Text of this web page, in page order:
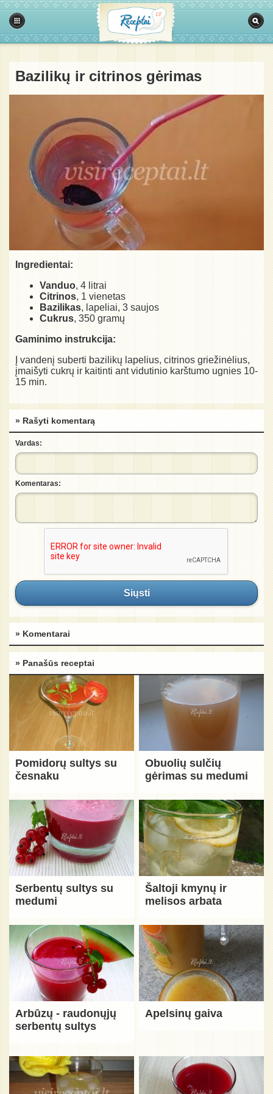
Bazilikų ir citrinos gėrimas
Ingredientai:
Vanduo, 4 litrai
Citrinos, 1 vienetas
Bazilikas, lapeliai, 3 saujos
Cukrus, 350 gramų
Gaminimo instrukcija:
Į vandenį suberti bazilikų lapelius, citrinos griežinėlius,
įmaišyti cukrų ir kaitinti ant vidutinio karštumo ugnies 10-
15 min.
» Rašyti komentarą
Vardas:
Komentaras:
Siųsti
» Komentarai
» Panašūs receptai
Pomidorų sultys su
česnaku
Obuolių sulčių
gėrimas su medumi
Serbentų sultys su
medumi
Šaltoji kmynų ir
melisos arbata
Arbūzų - raudonųjų
serbentų sultys
Apelsinų gaiva